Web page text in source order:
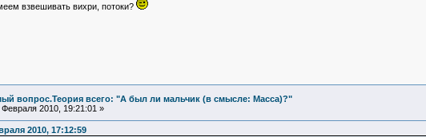
взвешивать вихри, потоки?
вопрос.Теория всего: "А был ли мальчик (в смысле: Масса)?"
Февраля 2010, 19:21:01 »
2010, 17:12:59